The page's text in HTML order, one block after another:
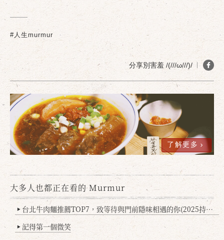
#人生murmur
分享別害羞 /(///ω///)/
了解更多
大多人也都正在看的 Murmur
▶ 台北牛肉麵推薦TOP7，致等待與門前隱味相遇的你(2025持續更新
▶ 記得第一個微笑